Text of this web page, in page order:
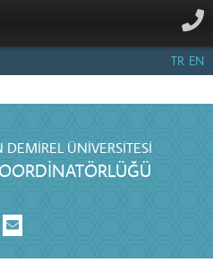
TR EN
ÜNIVERSITESI